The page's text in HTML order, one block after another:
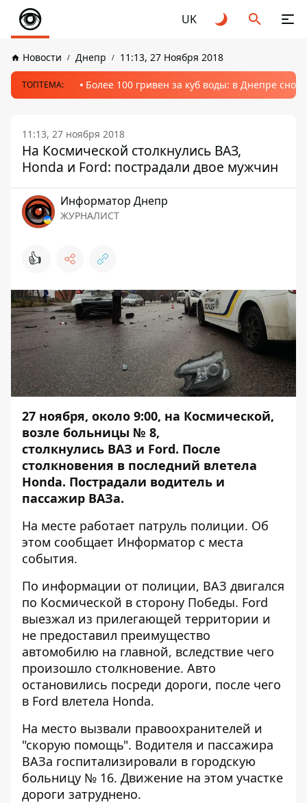
UK
Новости Днепр 11:13, 27 Ноября 2018
ТОПТЕМА: Более 100 гривен за куб воды: в Днепре
11:13, 27 ноября 2018
На Космической столкнулись ВАЗ,
Honda и Ford: пострадали двое мужчин
Информатор Днепр
ЖУРНАЛИСТ
👍
27 ноября, около 9:00, на Космической,
возле больницы № 8,
столкнулись ВАЗ и Ford. После
столкновения в последний влетела
Honda. Пострадали водитель и
пассажир ВАЗа.
На месте работает патруль полиции. Об
этом сообщает Информатор с места
события.
По информации от полиции, ВАЗ двигался
по Космической в сторону Победы. Ford
выезжал из прилегающей территории и
не предоставил преимущество
автомобилю на главной, вследствие чего
произошло столкновение. Авто
остановились посреди дороги, после чего
в Ford влетела Honda.
На место вызвали правоохранителей и
"скорую помощь". Водителя и пассажира
ВАЗа госпитализировали в городскую
больницу № 16. Движение на этом участке
дороги затруднено.